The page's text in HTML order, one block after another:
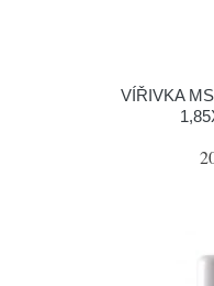
VÍŘIVKA